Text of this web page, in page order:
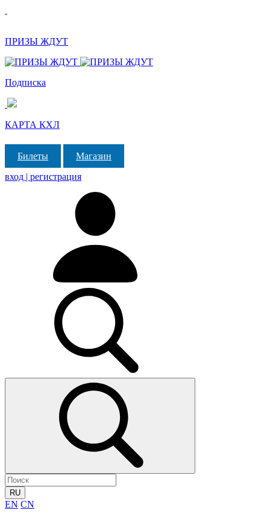
ПРИЗЫ ЖДУТ
Подписка
КАРТА КХЛ
Билеты
Магазин
вход | регистрация
RU
EN CN